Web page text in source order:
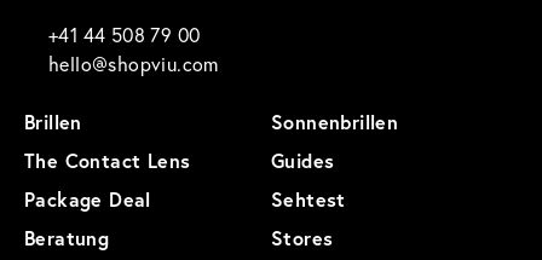
+41 44 508 79 00
hello@shopviu.com
Brillen
Sonnenbrillen
The Contact Lens
Guides
Package Deal
Sehtest
Beratung
Stores